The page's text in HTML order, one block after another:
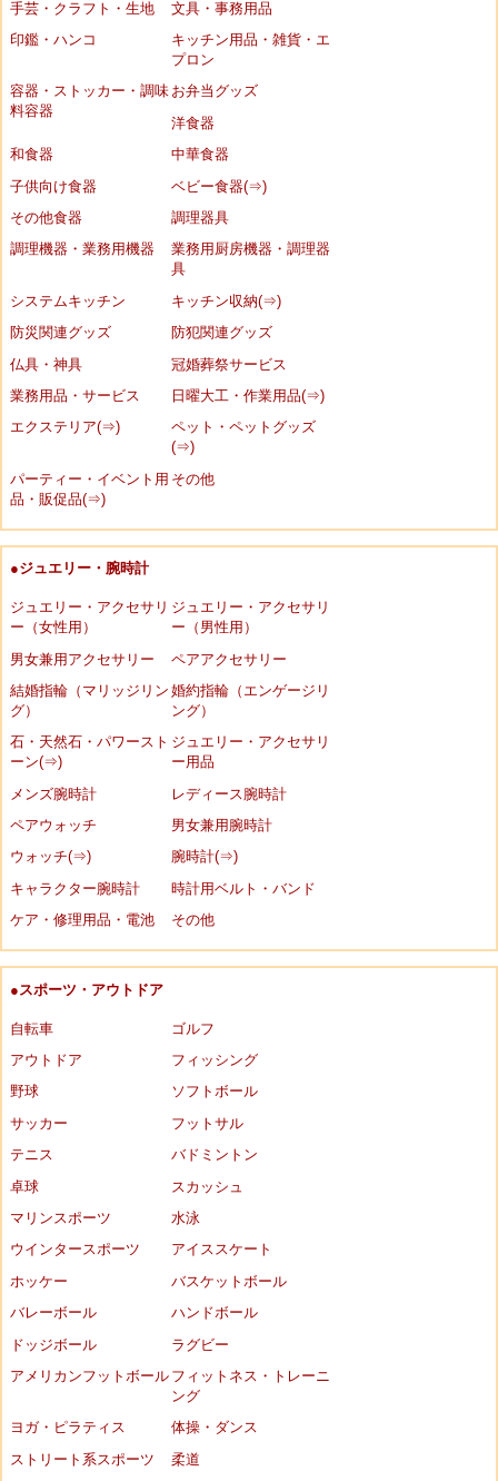
手芸・クラフト・生地
文具・事務用品
印鑑・ハンコ
キッチン用品・雑貨・エ
プロン
容器・ストッカー・調味
料容器
お弁当グッズ
洋食器
和食器
中華食器
子供向け食器
ベビー食器(⇒)
その他食器
調理器具
調理機器・業務用機器
業務用厨房機器・調理器
具
システムキッチン
キッチン収納(⇒)
防災関連グッズ
防犯関連グッズ
仏具・神具
冠婚葬祭サービス
業務用品・サービス
日曜大工・作業用品(⇒)
エクステリア(⇒)
ペット・ペットグッズ
(⇒)
パーティー・イベント用
品・販促品(⇒)
その他
●ジュエリー・腕時計
ジュエリー・アクセサリ
ー（女性用）
ジュエリー・アクセサリ
ー（男性用）
男女兼用アクセサリー
ペアアクセサリー
結婚指輪（マリッジリン
グ）
婚約指輪（エンゲージリ
ング）
石・天然石・パワースト
ーン(⇒)
ジュエリー・アクセサリ
ー用品
メンズ腕時計
レディース腕時計
ペアウォッチ
男女兼用腕時計
ウォッチ(⇒)
腕時計(⇒)
キャラクター腕時計
時計用ベルト・バンド
ケア・修理用品・電池
その他
●スポーツ・アウトドア
自転車
ゴルフ
アウトドア
フィッシング
野球
ソフトボール
サッカー
フットサル
テニス
バドミントン
卓球
スカッシュ
マリンスポーツ
水泳
ウインタースポーツ
アイススケート
ホッケー
バスケットボール
バレーボール
ハンドボール
ドッジボール
ラグビー
アメリカンフットボール フィットネス・トレーニ
ング
ヨガ・ピラティス
体操・ダンス
ストリート系スポーツ
柔道